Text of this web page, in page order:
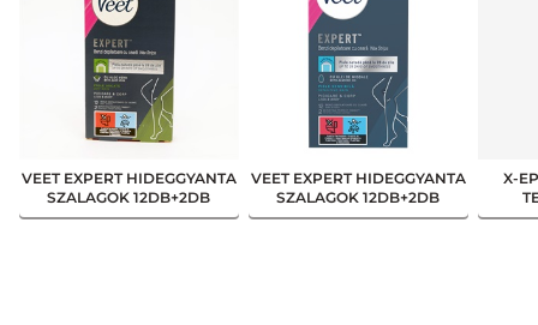
VEET EXPERT HIDEGGYANTA
SZALAGOK 12DB+2DB
TÖRLŐKENDŐ TESTRE ALOE
VEET EXPERT HIDEGGYANTA
SZALAGOK 12DB+2DB
TÖRLŐKENDŐ TESTRE
X-